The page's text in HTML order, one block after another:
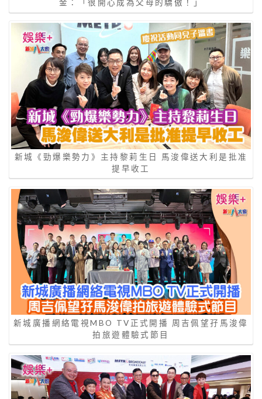
金：「很開心成為父母的驕傲！」
新城《勁爆樂勢力》主持黎莉生日 馬浚偉送大利是批准
提早收工
新城廣播網絡電視MBO TV正式開播 周吉佩望孖馬浚偉
拍旅遊體驗式節目